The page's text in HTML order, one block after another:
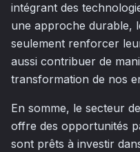
intégrant des
une approche durable,
seulement renforcer
aussi contribuer de
transformation de nos
En somme, le secteur
offre des opportunités
sont prêts à investir